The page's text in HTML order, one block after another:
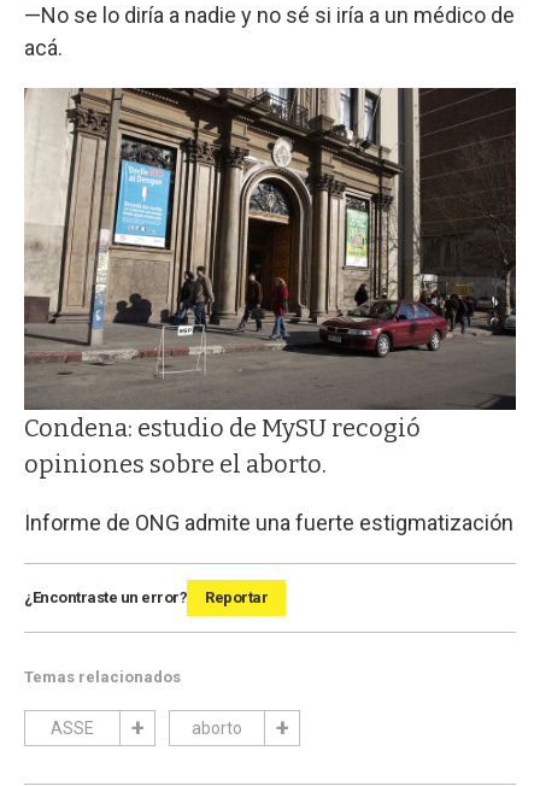
—No se lo diría a nadie y no sé si iría a un médico de
acá.
Condena: estudio de MySU recogió
opiniones sobre el aborto.
Informe de ONG admite una fuerte estigmatización
¿Encontraste un error? Reportar
Temas relacionados
ASSE aborto